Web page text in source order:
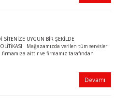
UYGUN BİR ŞEKİLDE
Mağazamızda verilen tüm servisler
aittir ve firmamız tarafından
Devamı